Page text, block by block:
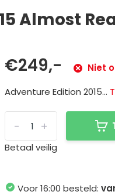
Almost
€249,-
Niet
Adventure Edition 2015...
+
-
Betaal veilig
Voor 16:00 besteld: